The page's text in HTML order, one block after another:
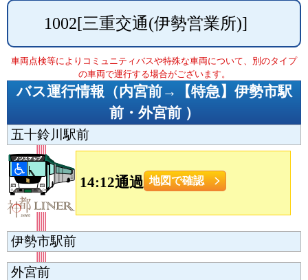
1002[三重交通(伊勢営業所)]
車両点検等によりコミュニティバスや特殊な車両について、別のタイプ
の車両で運行する場合がございます。
バス運行情報（内宮前→【特急】伊勢市駅
前・外宮前 ）
五十鈴川駅前
14:12通過 地図で確認
伊勢市駅前
外宮前